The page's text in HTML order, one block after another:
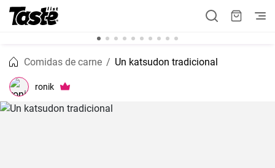
Comidas de carne Un katsudon tradicional
ronik